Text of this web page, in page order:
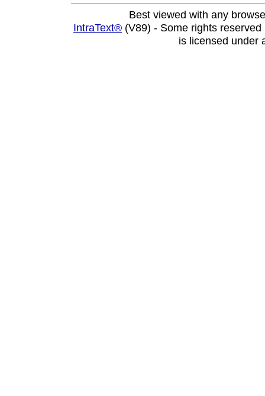
Best viewed with any
IntraText® (V89) - Some rights
is licensed under